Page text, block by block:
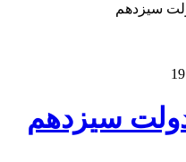
سیزدهم
سیزدهم